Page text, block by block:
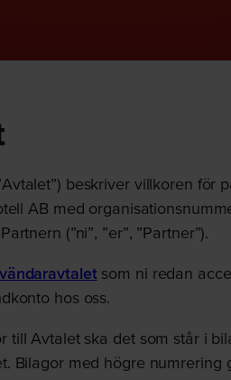
beskriver villkoren för
AB med
(”ni”, ”er”, ”Partner”).
som ni redan
hos oss.
till Avtalet ska det som står i
Bilagor med högre numrering